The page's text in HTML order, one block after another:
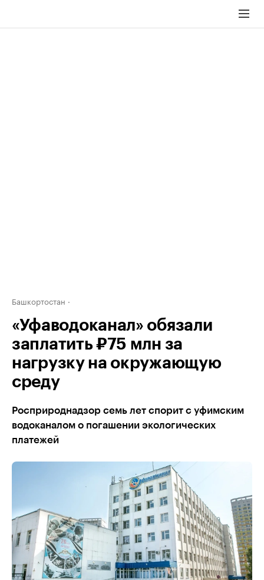
Башкортостан
«Уфаводоканал» обязали
заплатить ₽75 млн за
нагрузку на окружающую
среду
Росприроднадзор семь лет спорит с уфимским
водоканалом о погашении экологических
платежей